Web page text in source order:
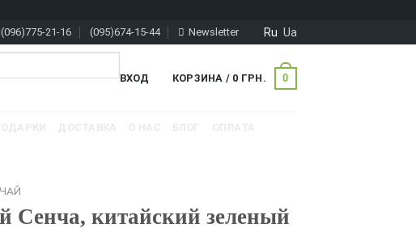
(096)775-21-16 (095)674-15-44 Newsletter Ru Ua
ВХОД КОРЗИНА / 0 ГРН. 0
Сенча, китайский зеленый